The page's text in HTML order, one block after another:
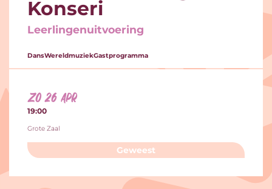
Konseri
Leerlingenuitvoering
DansWereldmuziekGastprogramma
zo 26 apr
19:00
Grote Zaal
Geweest